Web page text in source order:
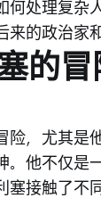
何处理复杂
来的政治家
的冒
险，尤其是
。他不仅是
塞接触了不